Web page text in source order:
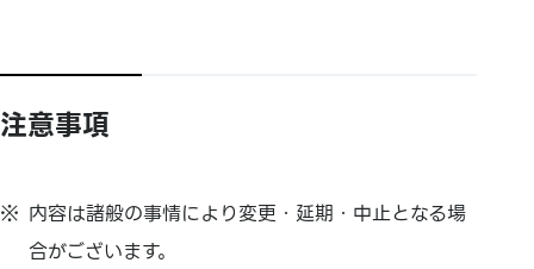
注意事項
内容は諸般の事情により変更・延期・中止となる場
合がございます。